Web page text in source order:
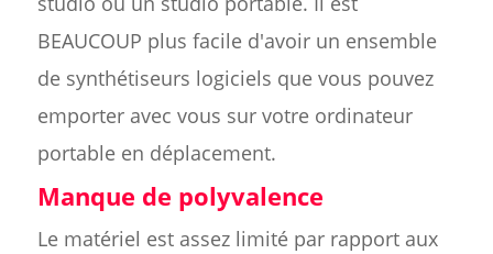
BEAUCOUP plus facile d'avoir un ensemble
de synthétiseurs logiciels que vous pouvez
emporter avec vous sur votre ordinateur
portable en déplacement.
Manque de polyvalence
Le matériel est assez limité par rapport aux